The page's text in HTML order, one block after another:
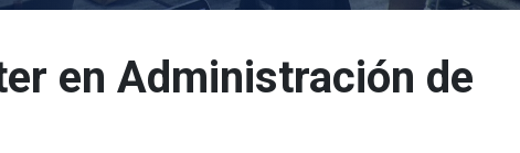
en Administración de